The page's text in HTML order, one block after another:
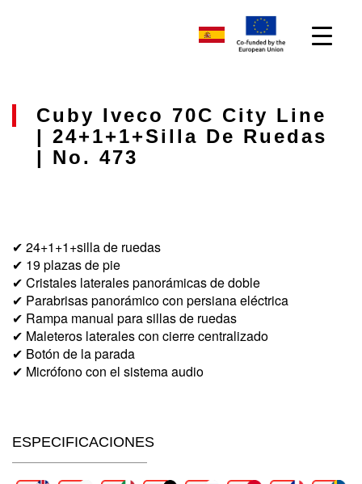
Cuby Iveco 70C City Line
| 24+1+1+silla De Ruedas
| No. 473
✔ 24+1+1+silla de ruedas
✔ 19 plazas de pie
✔ Cristales laterales panorámicas de doble
✔ Parabrisas panorámico con persiana eléctrica
✔ Rampa manual para sillas de ruedas
✔ Maleteros laterales con cierre centralizado
✔ Botón de la parada
✔ Micrófono con el sistema audio
ESPECIFICACIONES